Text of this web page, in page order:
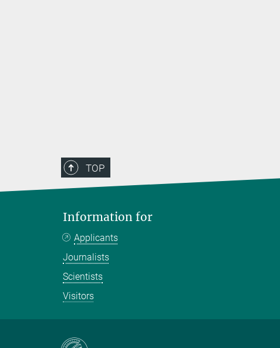
TOP
Information for
Applicants
Journalists
Scientists
Visitors